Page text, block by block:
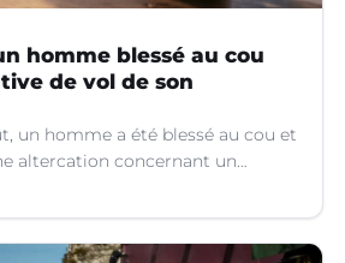
homme blessé au cou
de vol de son
un homme a été blessé au cou et
altercation concernant un
à Montpellier (Hérault).